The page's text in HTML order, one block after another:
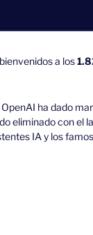
a los
ha dado
eliminado con el
IA y los